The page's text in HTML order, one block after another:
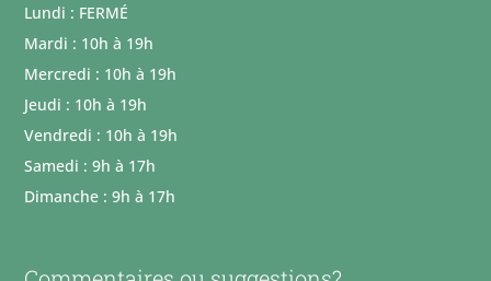
Lundi : FERMÉ
Mardi : 10h à 19h
Mercredi : 10h à 19h
Jeudi : 10h à 19h
Vendredi : 10h à 19h
Samedi : 9h à 17h
Dimanche : 9h à 17h